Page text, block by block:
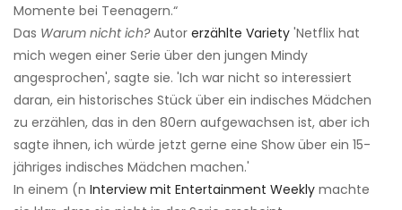
Momente bei Teenagern.“
Das Warum nicht ich?Autor erzählte Variety 'Netflix hat
mich wegen einer Serie über den jungen Mindy
angesprochen', sagte sie. 'Ich war nicht so interessiert
daran, ein historisches Stück über ein indisches Mädchen
zu erzählen, das in den 80ern aufgewachsen ist, aber ich
sagte ihnen, ich würde jetzt gerne eine Show über ein 15-
jähriges indisches Mädchen machen.'
In einem (n Interview mit Entertainment Weekly machte